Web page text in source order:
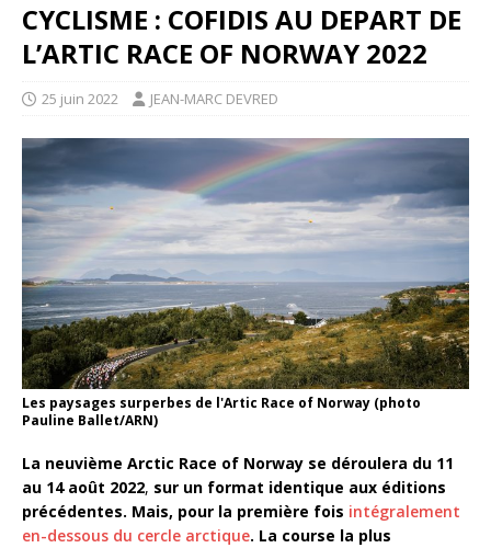
CYCLISME : COFIDIS AU DEPART DE
L’ARTIC RACE OF NORWAY 2022
25 juin 2022 JEAN-MARC DEVRED
Les paysages surperbes de l'Artic Race of Norway (photo
Pauline Ballet/ARN)
La neuvième Arctic Race of Norway se déroulera du 11
au 14 août 2022, sur un format identique aux éditions
précédentes. Mais, pour la première fois intégralement
en-dessous du cercle arctique. La course la plus